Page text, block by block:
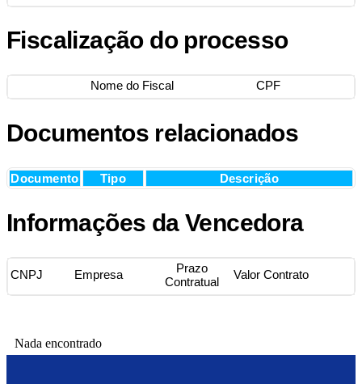
Fiscalização do processo
Nome do Fiscal CPF
Documentos relacionados
Documento Tipo Descrição
Informações da Vencedora
CNPJ Empresa
Prazo
Contratual
Valor Contrato
Nada encontrado